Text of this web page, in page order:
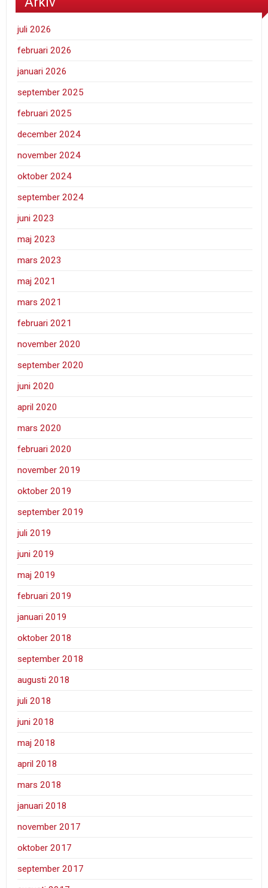
juli 2026
februari 2026
januari 2026
september 2025
februari 2025
december 2024
november 2024
oktober 2024
september 2024
juni 2023
maj 2023
mars 2023
maj 2021
mars 2021
februari 2021
november 2020
september 2020
juni 2020
april 2020
mars 2020
februari 2020
november 2019
oktober 2019
september 2019
juli 2019
juni 2019
maj 2019
februari 2019
januari 2019
oktober 2018
september 2018
augusti 2018
juli 2018
juni 2018
maj 2018
april 2018
mars 2018
januari 2018
november 2017
oktober 2017
september 2017